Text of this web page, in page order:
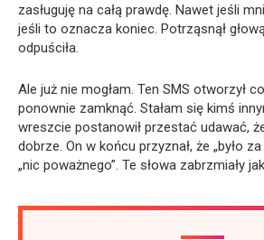
zasługuję na całą prawdę. Nawet jeśli
jeśli to oznacza koniec. Potrząsnął
odpuściła.
Ale już nie mogłam. Ten SMS otworzył
ponownie zamknąć. Stałam się kimś
wreszcie postanowił przestać udawać,
dobrze. On w końcu przyznał, że „było
„nic poważnego”. Te słowa zabrzmiały